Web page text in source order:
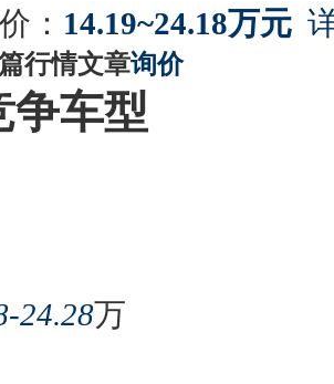
： 14.19~24.18万元
行情文章询价
争车型
24.28万